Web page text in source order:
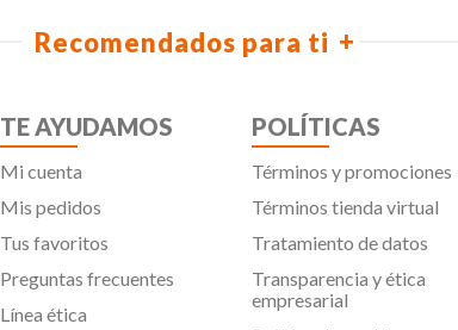
Recomendados para ti
TE AYUDAMOS
Mi cuenta
Mis pedidos
Tus favoritos
Preguntas frecuentes
Línea ética
POLÍTICAS
Términos y promociones
Términos tienda virtual
Tratamiento de datos
Transparencia y ética
empresarial